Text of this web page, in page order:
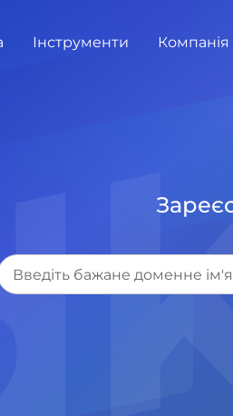
Інструменти Компанія